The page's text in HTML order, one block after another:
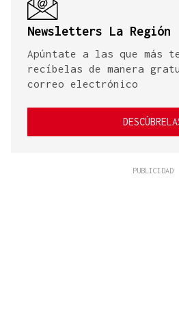
Newsletters La Región
Apúntate a las que más
recíbelas de manera
correo electrónico